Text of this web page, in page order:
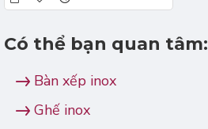
Có thể bạn quan tâm:
Bàn xếp inox
Ghế inox